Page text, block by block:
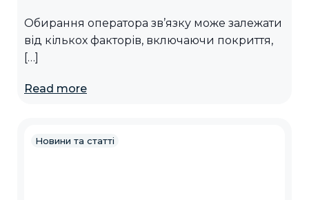
Обирання оператора зв’язку може залежати
від кількох факторів, включаючи покриття,
[…]
Read more
Новини та статті